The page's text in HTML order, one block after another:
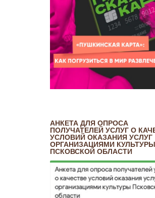
АНКЕТА ДЛЯ ОПРОСА
ПОЛУЧАТЕЛЕЙ УСЛУГ О
УСЛОВИЙ ОКАЗАНИЯ УСЛУГ
ОРГАНИЗАЦИЯМИ КУЛЬТУРЫ
ПСКОВСКОЙ ОБЛАСТИ